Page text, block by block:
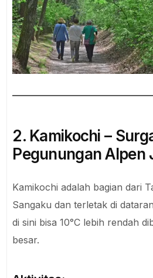
2. Kamikochi –
Pegunungan Alpen
Kamikochi adalah bagian dari
Sangaku dan terletak di
di sini bisa 10°C lebih rendah
besar.